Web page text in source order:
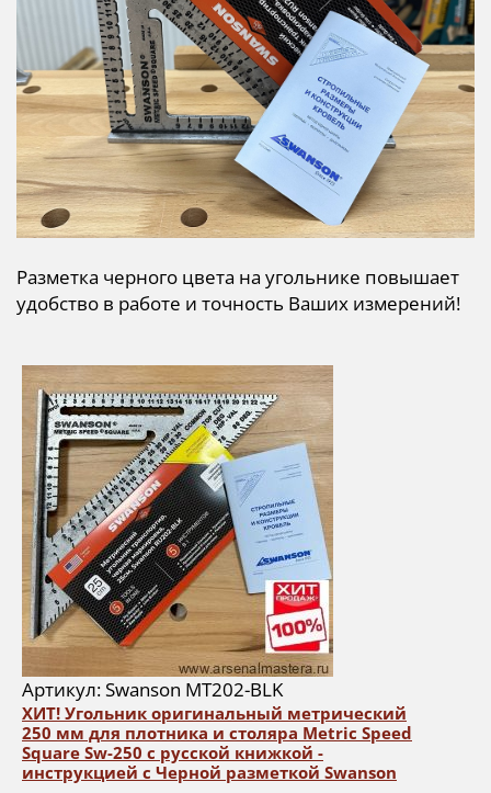
Разметка черного цвета на угольнике повышает
удобство в работе и точность Ваших измерений!
Артикул: Swanson MT202-BLK
ХИТ! Угольник оригинальный метрический
250 мм для плотника и столяра Metric Speed
Square Sw-250 с русской книжкой -
инструкцией с Черной разметкой Swanson